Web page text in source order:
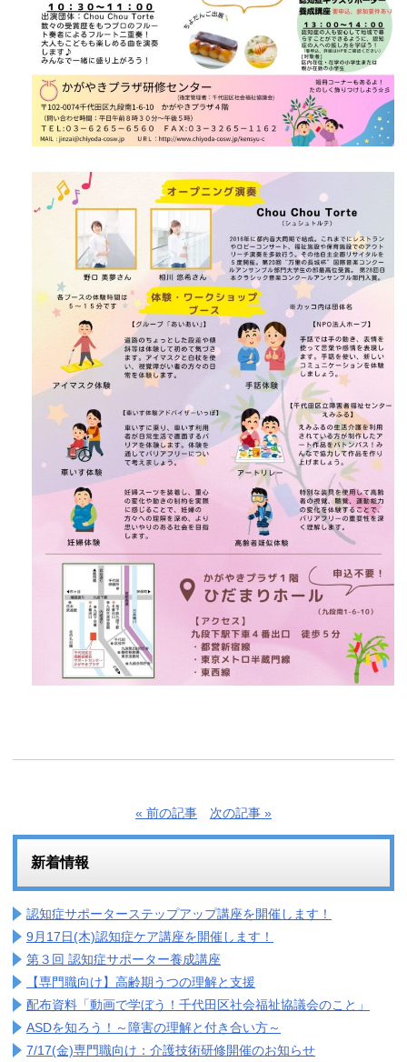
« 前の記事 次の記事 »
新着情報
認知症サポーターステップアップ講座を開催します！
9月17日(木)認知症ケア講座を開催します！
第３回 認知症サポーター養成講座
【専門職向け】高齢期うつの理解と支援
配布資料「動画で学ぼう！千代田区社会福祉協議会のこと」
ASDを知ろう！～障害の理解と付き合い方～
7/17(金)専門職向け：介護技術研修開催のお知らせ